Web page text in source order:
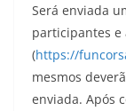
Será enviada
participantes e
(https://
mesmos
enviada. Após